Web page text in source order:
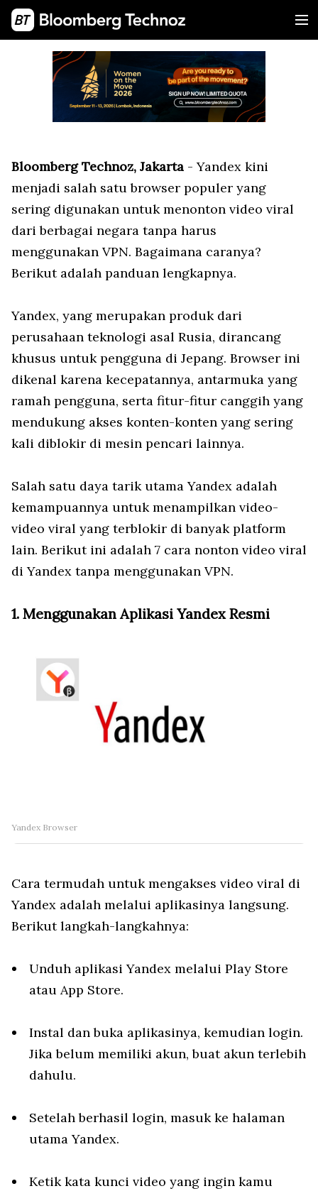
Bloomberg Technoz, Jakarta - Yandex kini
menjadi salah satu browser populer yang
sering digunakan untuk menonton video viral
dari berbagai negara tanpa harus
menggunakan VPN. Bagaimana caranya?
Berikut adalah panduan lengkapnya.
Yandex, yang merupakan produk dari
perusahaan teknologi asal Rusia, dirancang
khusus untuk pengguna di Jepang. Browser ini
dikenal karena kecepatannya, antarmuka yang
ramah pengguna, serta fitur-fitur canggih yang
mendukung akses konten-konten yang sering
kali diblokir di mesin pencari lainnya.
Salah satu daya tarik utama Yandex adalah
kemampuannya untuk menampilkan video-
video viral yang terblokir di banyak platform
lain. Berikut ini adalah 7 cara nonton video viral
di Yandex tanpa menggunakan VPN.
1. Menggunakan Aplikasi Yandex Resmi
Yandex Browser
Cara termudah untuk mengakses video viral di
Yandex adalah melalui aplikasinya langsung.
Berikut langkah-langkahnya:
Unduh aplikasi Yandex melalui Play Store
atau App Store.
Instal dan buka aplikasinya, kemudian login.
Jika belum memiliki akun, buat akun terlebih
dahulu.
Setelah berhasil login, masuk ke halaman
utama Yandex.
Ketik kata kunci video yang ingin kamu